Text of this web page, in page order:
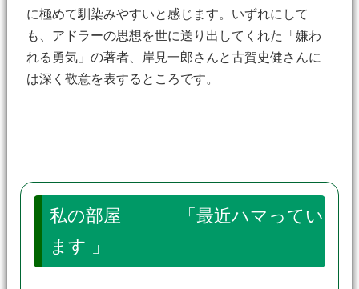
に極めて馴染みやすいと感じます。いずれにして
も、アドラーの思想を世に送り出してくれた「嫌わ
れる勇気」の著者、岸見一郎さんと古賀史健さんに
は深く敬意を表するところです。
私の部屋 「最近ハマってい
ます 」